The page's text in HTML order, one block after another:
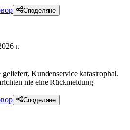
Споделяне
г.
Kundenservice katastrophal.
nie eine Rückmeldung
Споделяне